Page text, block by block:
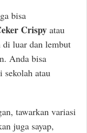
bisa
Crispy atau
di luar dan lembut
Anda bisa
sekolah atau
tawarkan variasi
juga sayap,